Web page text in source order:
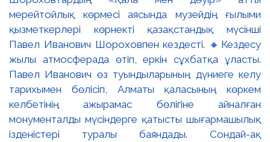
мерейтойлық көрмесі аясында музейдің ғылыми
қызметкерлері көрнекті қазақстандық мүсінші
Павел Иванович Шороховпен кездесті. 🔸Кездесу
жылы атмосферада өтіп, еркін сұхбатқа ұласты.
Павел Иванович өз туындыларының дүниеге келу
тарихымен бөлісіп, Алматы қаласының көркем
келбетінің ажырамас бөлігіне айналған
монументалды мүсіндерге қатысты шығармашылық
ізденістері туралы баяндады. Сондай-ақ